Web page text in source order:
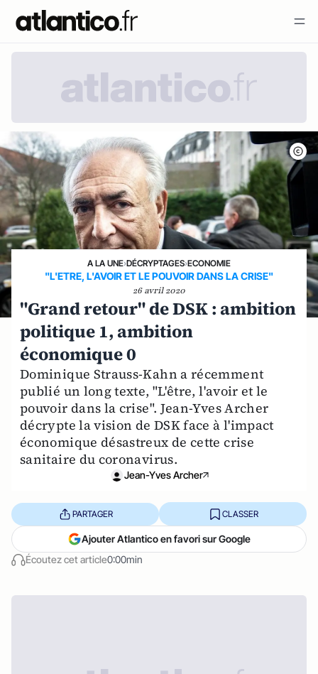
A LA UNE›DÉCRYPTAGES›ECONOMIE
"L'ETRE, L'AVOIR ET LE POUVOIR DANS LA CRISE"
26 avril 2020
"Grand retour" de DSK : ambition
politique 1, ambition
économique 0
Dominique Strauss-Kahn a récemment
publié un long texte, "L'être, l'avoir et le
pouvoir dans la crise". Jean-Yves Archer
décrypte la vision de DSK face à l'impact
économique désastreux de cette crise
sanitaire du coronavirus.
Jean-Yves Archer
Écoutez cet article0:00min
PARTAGER CLASSER
Ajouter Atlantico en favori sur Google